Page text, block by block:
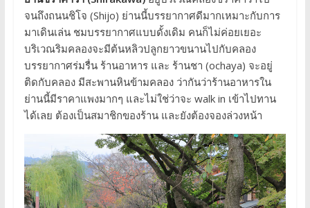
จนถึงถนนชิโจ (Shijo) ย่านนี้บรรยากาศดีมากเหมาะกับการ
มาเดินเล่น ชมบรรยากาศแบบดั้งเดิม คนก็ไม่ค่อยเยอะ
บริเวณริมคลองจะมีต้นหลิวปลูกยาวขนานไปกับคลอง
บรรยากาศร่มรื่น ร้านอาหาร และ ร้านชา (ochaya) จะอยู่
ติดกับคลอง มีสะพานหินข้ามคลอง ว่ากันว่าร้านอาหารใน
ย่านนี้มีราคาแพงมากๆ และไม่ใช่ว่าจะ walk in เข้าไปทาน
ได้เลย ต้องเป็นสมาชิกของร้าน และยังต้องจองล่วงหน้า